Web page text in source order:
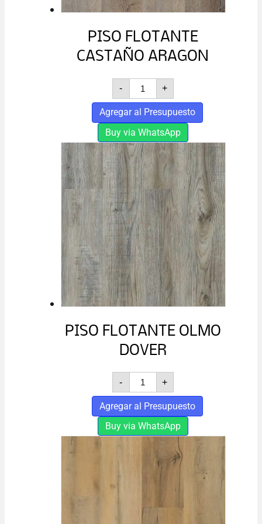
PISO FLOTANTE
CASTAÑO ARAGON
-
PISO
FLOTANTE
CASTAÑO
ARAGON
cantidad
+
Agregar al Presupuesto
Buy via WhatsApp
PISO FLOTANTE OLMO
DOVER
-
PISO
FLOTANTE
OLMO
DOVER
cantidad
+
Agregar al Presupuesto
Buy via WhatsApp